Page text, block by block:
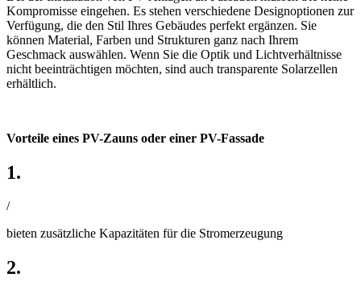
Kompromisse eingehen. Es stehen verschiedene Designoptionen zur
Verfügung, die den Stil Ihres Gebäudes perfekt ergänzen. Sie
können Material, Farben und Strukturen ganz nach Ihrem
Geschmack auswählen. Wenn Sie die Optik und Lichtverhältnisse
nicht beeinträchtigen möchten, sind auch transparente Solarzellen
erhältlich.
Vorteile eines PV-Zauns oder einer PV-Fassade
1.
/
bieten zusätzliche Kapazitäten für die Stromerzeugung
2.